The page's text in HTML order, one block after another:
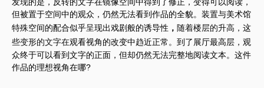
发现的是，反转的文字在镜像空间中得到了修正，变得可以阅读，
但被置于空间中的观众，仍然无法看到作品的全貌。装置与美术馆
特殊空间的配合似乎呈现出戏剧般的诱导性 ， 随着楼层的升高， 这
些变形的文字在观看视角的改变中趋近正常。到了展厅最高层，观
众终于可以看到文字的正面，但却仍然无法完整地阅读文本。这件
作品的理想视角在哪?